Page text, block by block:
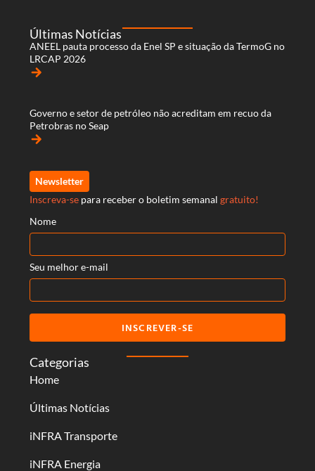
Categorias
Home
Últimas Notícias
iNFRA Transporte
iNFRA Energia
Últimas Notícias
ANEEL pauta processo da Enel SP e situação da TermoG no
LRCAP 2026
arrow_forward
Governo e setor de petróleo não acreditam em recuo da
Petrobras no Seap
arrow_forward
Newsletter
Inscreva-se para receber o boletim semanal gratuito!
Nome
Seu melhor e-mail
INSCREVER-SE